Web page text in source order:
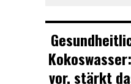
vor, stärkt